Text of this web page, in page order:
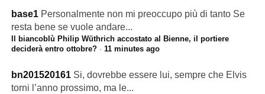
base1 Personalmente non mi preoccupo più di tanto Se
resta bene se vuole andare...
Il biancoblù Philip Wüthrich accostato al Bienne, il portiere
deciderà entro ottobre?· 11 minutes ago
bn201520161 Si, dovrebbe essere lui, sempre che Elvis
torni l’anno prossimo, ma le...